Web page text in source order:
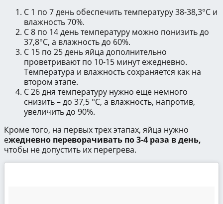
С 1 по 7 день обеспечить температуру 38-38,3°С и
влажность 70%.
С 8 по 14 день температуру можно понизить до
37,8°С, а влажность до 60%.
С 15 по 25 день яйца дополнительно
проветривают по 10-15 минут ежедневно.
Температура и влажность сохраняется как на
втором этапе.
С 26 дня температуру нужно еще немного
снизить – до 37,5 °С, а влажность, напротив,
увеличить до 90%.
Кроме того, на первых трех этапах, яйца нужно
ежедневно переворачивать по 3-4 раза в день,
чтобы не допустить их перегрева.